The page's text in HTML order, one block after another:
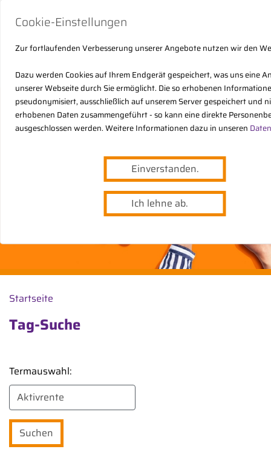
Cookie-Einstellungen
Zur fortlaufenden Verbesserung unserer Angebote nutzen wir den
Dazu werden Cookies auf Ihrem Endgerät gespeichert, was uns eine
unserer Webseite durch Sie ermöglicht. Die so erhobenen
pseudonymisiert, ausschließlich auf unserem Server gespeichert und
erhobenen Daten zusammengeführt - so kann eine direkte
ausgeschlossen werden. Weitere Informationen dazu in unseren
Einverstanden.
Ich lehne ab.
Startseite
Tag-Suche
Termauswahl: